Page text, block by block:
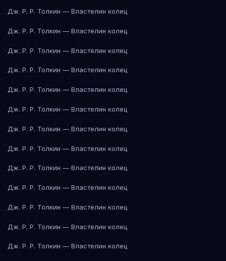
Дж. Р. Р. Толкин — Властелин колец
Дж. Р. Р. Толкин — Властелин колец
Дж. Р. Р. Толкин — Властелин колец
Дж. Р. Р. Толкин — Властелин колец
Дж. Р. Р. Толкин — Властелин колец
Дж. Р. Р. Толкин — Властелин колец
Дж. Р. Р. Толкин — Властелин колец
Дж. Р. Р. Толкин — Властелин колец
Дж. Р. Р. Толкин — Властелин колец
Дж. Р. Р. Толкин — Властелин колец
Дж. Р. Р. Толкин — Властелин колец
Дж. Р. Р. Толкин — Властелин колец
Дж. Р. Р. Толкин — Властелин колец